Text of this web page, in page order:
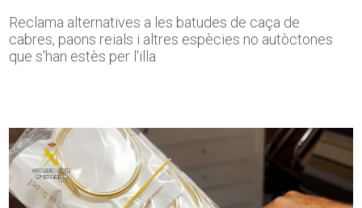
Reclama alternatives a les batudes de caça de
cabres, paons reials i altres espècies no autòctones
que s'han estès per l'illa